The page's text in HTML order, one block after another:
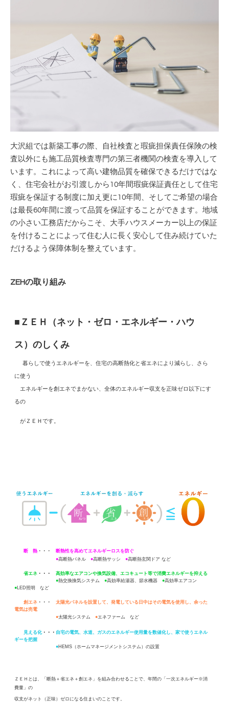
大沢組では新築工事の際、自社検査と瑕疵担保責任保険の検
査以外にも施工品質検査専門の第三者機関の検査を導入して
います。
これによって高い建物品質を確保できるだけではな
く、住宅会社がお引渡しから 10年間瑕疵保証責任として住宅
瑕疵を保証する制度に加え 更に10年間、そしてご希望の場合
は最長60年間に渡って品質を保証することができます。 地域
の小さい工務店だからこそ、大手ハウスメーカー以上の保証
を付けることによって住む人に長く安心して住み続けていた
だけるよう保障体制を整えています。
ZEHの取り組み
■ＺＥＨ（ネット・ゼロ・エネルギー・ハウ
ス）のしくみ
暮らしで使うエネルギーを、住宅の高断熱化と省エネにより減らし、さら
に使う
エネルギーを創エネでまかない、全体のエネルギー収支を正味ゼロ以下にす
るの
がＺＥＨです。
断 熱 ・・・
断熱性を高めてエネルギーロスを防ぐ
●高断熱パネル ●高断熱サッシ ●高断熱玄関ドア など
省エネ ・・・ 高効率なエアコンや換気設備、エコキュート等で消費エネルギーを抑える
●熱交換換気システム ●高効率給湯器、節水機器 ●高効率エアコン
● LED照明 など
創エネ ・・・ 太陽光パネルを設置して、発電している日中はその電気を使用し、余った
電気は売電
●太陽光システム ●エネファーム など
見える化・・・ 自宅の電気、水道、ガスのエネルギー使用量を数値化し、家で使うエネル
ギーを把握
●HEMS（ホームマネージメントシステム）の設置
ＺＥＨとは、「断熱＋省エネ＋創エネ」を組み合わせることで、年間の「一次エネルギー※消
費量」の
収支がネット（正味）ゼロになる住まいのことです。